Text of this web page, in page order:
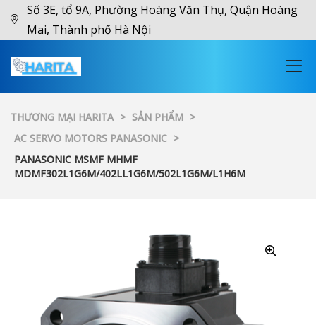
Số 3E, tổ 9A, Phường Hoàng Văn Thụ, Quận Hoàng
Mai, Thành phố Hà Nội
THƯƠNG MẠI HARITA > SẢN PHẨM >
AC SERVO MOTORS PANASONIC >
PANASONIC MSMF MHMF
MDMF302L1G6M/402LL1G6M/502L1G6M/L1H6M